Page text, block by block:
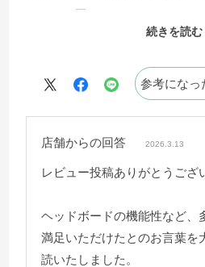
るため、厚いコイルマットレス
ヘッドボードにはスマホスタン
続きを読む
参考になっ
店舗からの回答 2026.3.13
レビュー投稿ありがとうござ
ヘッドボードの機能性など、
満足いただけたとのお言葉を
読いたしました。